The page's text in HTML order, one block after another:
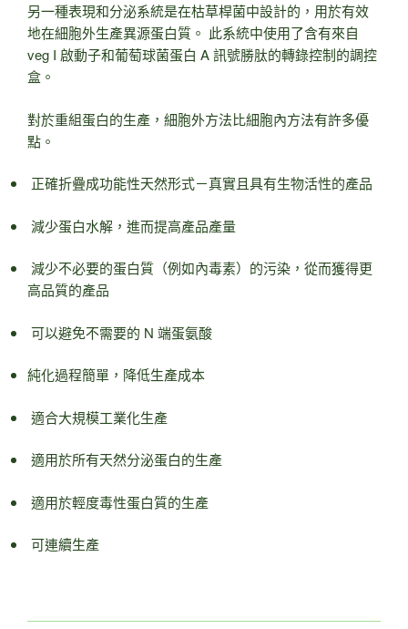
另一種表現和分泌系統是在枯草桿菌中設計的，用於有效
地在細胞外生產異源蛋白質。 此系統中使用了含有來自
veg I 啟動子和葡萄球菌蛋白 A 訊號勝肽的轉錄控制的調控
盒。
對於重組蛋白的生產，細胞外方法比細胞內方法有許多優
點。
正確折疊成功能性天然形式－真實且具有生物活性的產品
減少蛋白水解，進而提高產品產量
減少不必要的蛋白質（例如內毒素）的污染，從而獲得更
高品質的產品
可以避免不需要的 N 端蛋氨酸
純化過程簡單，降低生產成本
適合大規模工業化生產
適用於所有天然分泌蛋白的生產
適用於輕度毒性蛋白質的生產
可連續生產